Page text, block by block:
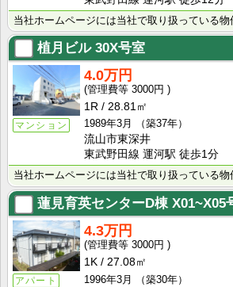
植月ビル30X号室
マンション
4.0万円
3000円
1R
28.81㎡
1989年3月
（築37年）
流山市東深井
東武野田線 運河駅 徒歩1分
蓮見育英センターD棟X01~X05
アパート
4.3万円
3000円
1K
27.08㎡
1996年3月
（築30年）